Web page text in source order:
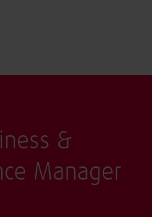
&
Manager